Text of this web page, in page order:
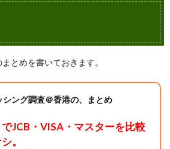
とめを書いておきます。
ング調査＠香港の、まとめ
JCB・VISA・マスターを比較
。